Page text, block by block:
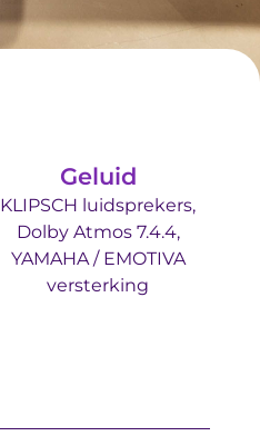
Geluid
KLIPSCH luidsprekers,
Dolby Atmos 7.4.4,
YAMAHA / EMOTIVA
versterking